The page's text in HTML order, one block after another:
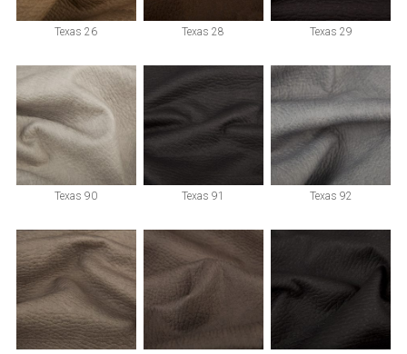
Texas 26 Texas 28 Texas 29
Texas 90 Texas 91 Texas 92